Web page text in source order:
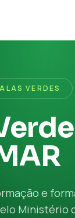
VERDES
e
Ministério